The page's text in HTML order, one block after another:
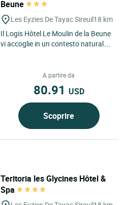
Beune
Les Eyzies De Tayac Sireuil18 km
Il Logis Hôtel Le Moulin de la Beune
vi accoglie in un contesto naturale
A partire da
80.91 USD
Scoprire
Teritoria les Glycines Hôtel &
Spa